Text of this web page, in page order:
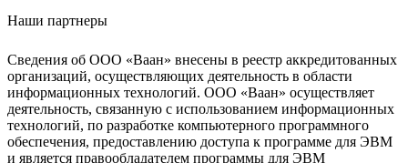
Наши партнеры
Сведения об ООО «Ваан» внесены в реестр аккредитованных
организаций, осуществляющих деятельность в области
информационных технологий. ООО «Ваан» осуществляет
деятельность, связанную с использованием информационных
технологий, по разработке компьютерного программного
обеспечения, предоставлению доступа к программе для ЭВМ
и является правообладателем программы для ЭВМ